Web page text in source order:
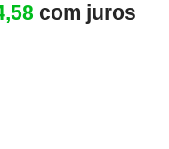
com juros